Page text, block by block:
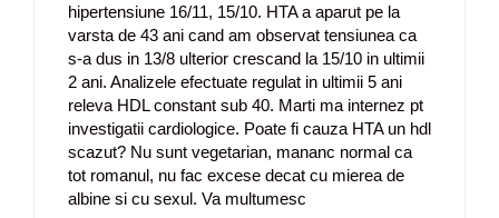
hipertensiune 16/11, 15/10. HTA a aparut pe la
varsta de 43 ani cand am observat tensiunea ca
s-a dus in 13/8 ulterior crescand la 15/10 in ultimii
2 ani. Analizele efectuate regulat in ultimii 5 ani
releva HDL constant sub 40. Marti ma internez pt
investigatii cardiologice. Poate fi cauza HTA un hdl
scazut? Nu sunt vegetarian, mananc normal ca
tot romanul, nu fac excese decat cu mierea de
albine si cu sexul. Va multumesc